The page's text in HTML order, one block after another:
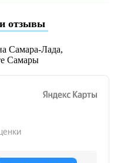
отзывы
Самара-Лада,
Самары